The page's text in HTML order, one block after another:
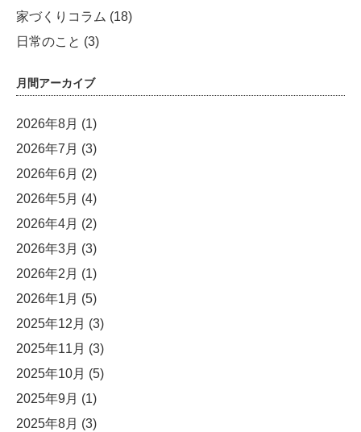
家づくりコラム (18)
日常のこと (3)
月間アーカイブ
2026年8月 (1)
2026年7月 (3)
2026年6月 (2)
2026年5月 (4)
2026年4月 (2)
2026年3月 (3)
2026年2月 (1)
2026年1月 (5)
2025年12月 (3)
2025年11月 (3)
2025年10月 (5)
2025年9月 (1)
2025年8月 (3)